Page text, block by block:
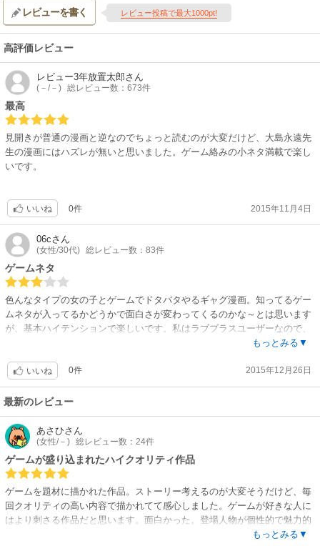
レビューを書く レビュー投稿で最大1000pt!
高評価レビュー
レビュー3年放置太郎さん
(－/－) 総レビュー数：673件
最高
見開きが普通の漫画と逆なのでちょっと読むのが大変だけど、大島永遠先
生の漫画にはハズレが無いと思いました。ゲーム絡みの小ネタ満載で楽し
いです。
いいね 0件 2015年11月4日
06cさん
(女性/30代) 総レビュー数：83件
ゲームネタ
色んなタイプの女の子とゲームでドタバタやるギャグ漫画。知ってるゲー
ムネタが入ってるかどうかで面白さが変わってくるのかな～とは思います
が、基本ハイテンションで楽しいです。私はラブプラスユーザーなので、
もっとみる▼
いいね 0件 2015年12月26日
最新のレビュー
あさひさん
(女性/－) 総レビュー数：24件
ゲームが盛り込まれたハイクオリティ作品
ゲームを題材に描かれた作品。ストーリー考えるのが大変そうだけど、毎
回クオリティの高い内容で描かれてて感心しました。ゲームが好きな人に
はより刺さる作品だと思います。面白かった。登場人物が個性的で魅力的
もっとみる▼